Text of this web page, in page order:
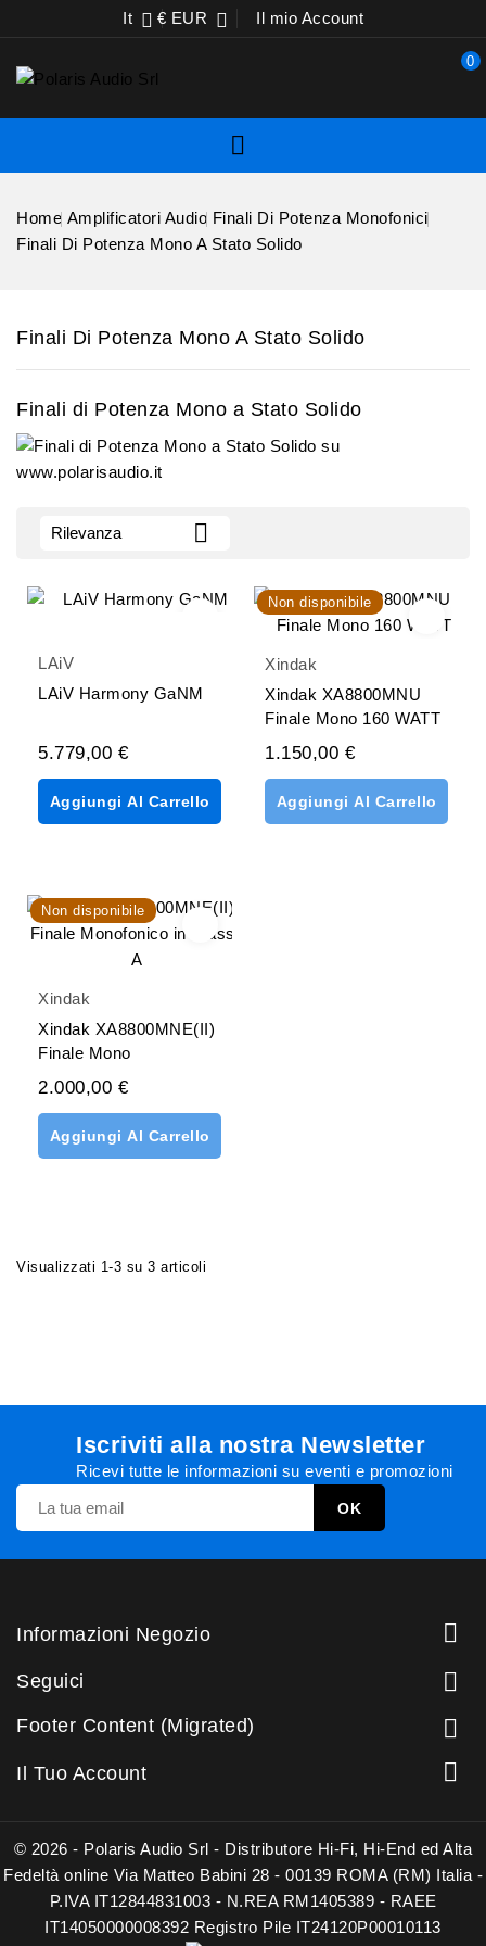
It  € EUR  Il mio Account
0

Home Amplificatori Audio Finali Di Potenza Monofonici
Finali Di Potenza Mono A Stato Solido
Finali Di Potenza Mono A Stato Solido
Finali di Potenza Mono a Stato Solido
Rilevanza 
LAiV
LAiV Harmony GaNM
5.779,00 €
Aggiungi Al Carrello
Non disponibile
Xindak
Xindak XA8800MNU
Finale Mono 160 WATT
1.150,00 €
Aggiungi Al Carrello
Non disponibile
Xindak
Xindak XA8800MNE(II)
Finale Mono
2.000,00 €
Aggiungi Al Carrello
Visualizzati 1-3 su 3 articoli
Iscriviti alla nostra Newsletter
Ricevi tutte le informazioni su eventi e promozioni
Informazioni Negozio 
Seguici 
Footer Content (Migrated) 
Il Tuo Account 
© 2026 - Polaris Audio Srl - Distributore Hi-Fi, Hi-End ed Alta
Fedeltà online Via Matteo Babini 28 - 00139 ROMA (RM) Italia -
P.IVA IT12844831003 - N.REA RM1405389 - RAEE
IT14050000008392 Registro Pile IT24120P00010113